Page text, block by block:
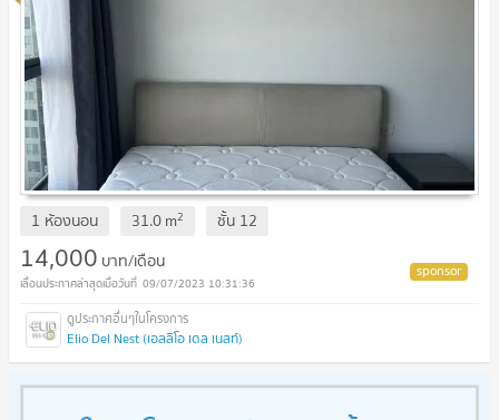
1 ห้องนอน 31.0m2 ชั้น 12
14,000 บาท/เดือน
09/07/2023 10:31:36
Elio Del Nest (เอลลิโอ เดล เนสท์)